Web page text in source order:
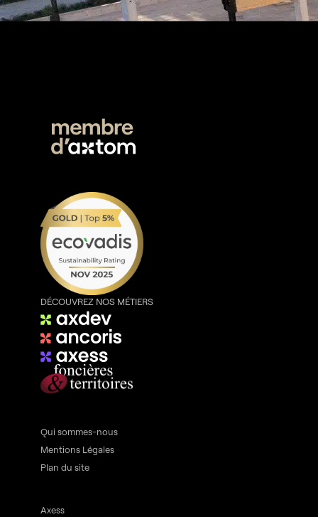
DÉCOUVREZ NOS MÉTIERS
Qui sommes-nous
Mentions Légales
Plan du site
Axess